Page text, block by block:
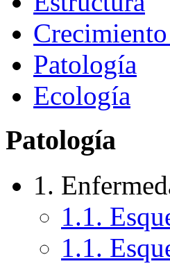
Patología
Ecología
Patología
1.
1.1.
1.1.